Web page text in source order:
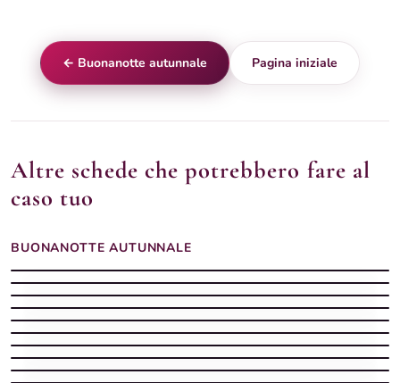
Altre schede che potrebbero fare al
caso tuo
BUONANOTTE AUTUNNALE
Buonanotte Autunno silenziosa
Buonanotte serena
Buonanotte Autunno leggera
Buonanotte Autunno con sera stellata
Buonanotte Autunno con sera tranquilla
Buonanotte Autunno sognatrice
Buonanotte autunnale serena
Buonanotte Autunno serena
Buonanotte autunnale con pioggia e luce del lampione
Buonanotte Autunno vellutata
← Buonanotte autunnale Pagina iniziale